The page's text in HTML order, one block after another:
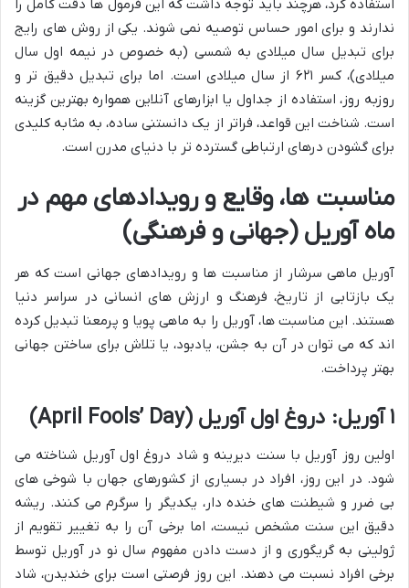
استفاده کرد، هرچند باید توجه داشت که این فرمول ها دقت کامل را
ندارند و برای امور حساس توصیه نمی شوند. یکی از روش های رایج
برای تبدیل سال میلادی به شمسی (به خصوص در نیمه اول سال
میلادی)، کسر ۶۲۱ از سال میلادی است. اما برای تبدیل دقیق تر و
روزبه روز، استفاده از جداول یا ابزارهای آنلاین همواره بهترین گزینه
است. شناخت این قواعد، فراتر از یک دانستنی ساده، به مثابه کلیدی
برای گشودن درهای ارتباطی گسترده تر با دنیای مدرن است.
مناسبت ها، وقایع و رویدادهای مهم در
ماه آوریل (جهانی و فرهنگی)
آوریل ماهی سرشار از مناسبت ها و رویدادهای جهانی است که هر
یک بازتابی از تاریخ، فرهنگ و ارزش های انسانی در سراسر دنیا
هستند. این مناسبت ها، آوریل را به ماهی پویا و پرمعنا تبدیل کرده
اند که می توان در آن به جشن، یادبود، یا تلاش برای ساختن جهانی
بهتر پرداخت.
۱ آوریل: دروغ اول آوریل (April Fools’ Day)
اولین روز آوریل با سنت دیرینه و شاد دروغ اول آوریل شناخته می
شود. در این روز، افراد در بسیاری از کشورهای جهان با شوخی های
بی ضرر و شیطنت های خنده دار، یکدیگر را سرگرم می کنند. ریشه
دقیق این سنت مشخص نیست، اما برخی آن را به تغییر تقویم از
ژولینی به گریگوری و از دست دادن مفهوم سال نو در آوریل توسط
برخی افراد نسبت می دهند. این روز فرصتی است برای خندیدن، شاد